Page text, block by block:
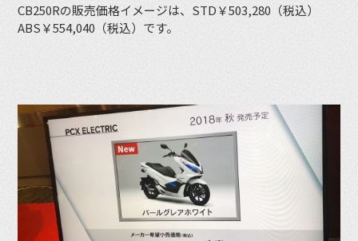
CB250Rの販売価格イメージは、STD￥503,280（税込）
ABS￥554,040（税込）です。